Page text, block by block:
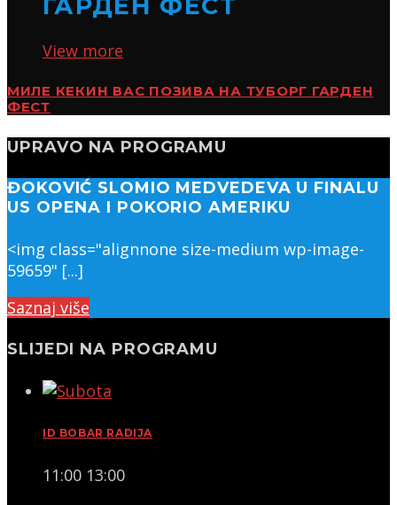
View more
МИЛЕ КЕКИН ВАС ПОЗИВА НА ТУБОРГ ГАРДЕН
ФЕСТ
UPRAVO NA PROGRAMU
ĐOKOVIĆ SLOMIO MEDVEDEVA U FINALU
US OPENA I POKORIO AMERIKU
<img class="alignnone size-medium wp-image-
59659" [...]
Saznaj više
SLIJEDI NA PROGRAMU
ID BOBAR RADIJA
11:00 13:00